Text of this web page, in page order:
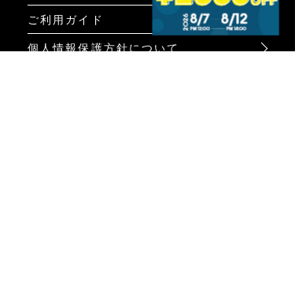
ご利用ガイド
個人情報保護方針について